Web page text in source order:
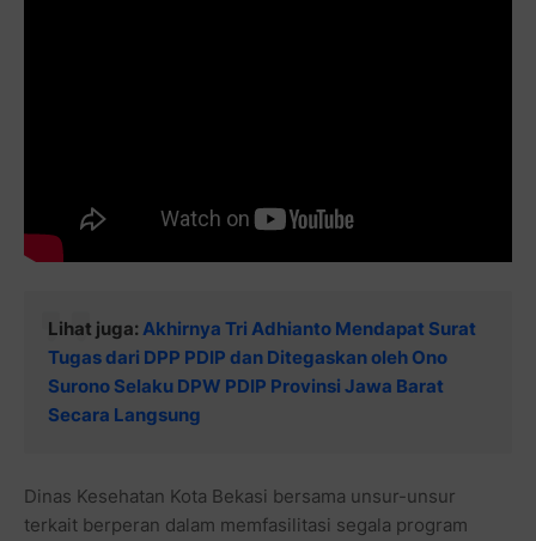
Lihat juga: Akhirnya Tri Adhianto Mendapat Surat
Tugas dari DPP PDIP dan Ditegaskan oleh Ono
Surono Selaku DPW PDIP Provinsi Jawa Barat
Secara Langsung
Dinas Kesehatan Kota Bekasi bersama unsur-unsur
terkait berperan dalam memfasilitasi segala program